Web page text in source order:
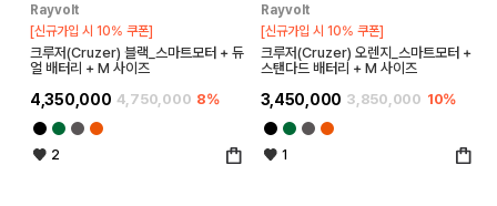
Rayvolt
[신규가입 시 10% 쿠폰]
크루저(Cruzer) 블랙_스마트모터 + 듀
얼 배터리 + M 사이즈
4,350,000 4,750,000 8%
2
Rayvolt
[신규가입 시 10% 쿠폰]
크루저(Cruzer) 오렌지_스마트모터 +
스탠다드 배터리 + M 사이즈
3,450,000 3,850,000 10%
1